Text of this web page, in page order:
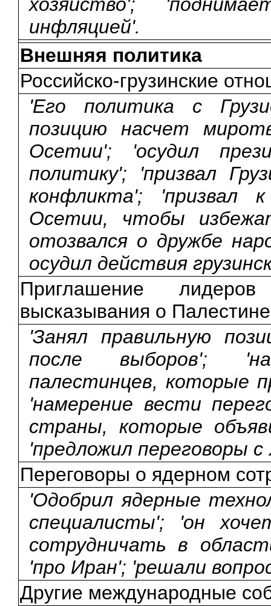
инфляцией'.
Внешняя политика
Российско-грузинские
'Его политика с
позицию насчет
Осетии'; 'осудил
политику'; 'призвал
конфликта'; 'призвал
Осетии, чтобы
отозвался о дружбе
осудил действия
Приглашение
высказывания о Палестине
'Занял правильную
после выборов';
палестинцев, которые
'намерение вести
страны, которые
'предложил переговоры
Переговоры о ядерном
'Одобрил ядерные
специалисты'; 'он
сотрудничать в
'про Иран'; 'решали
Другие международные